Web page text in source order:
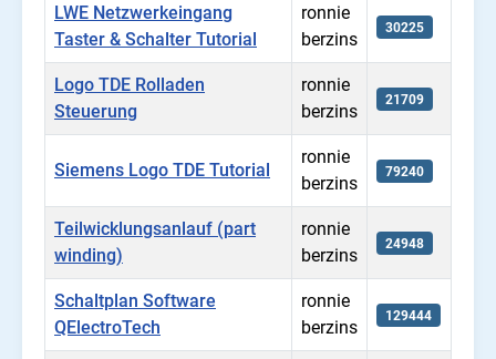
LWE Netzwerkeingang
Taster & Schalter Tutorial
ronnie
berzins
30225
Logo TDE Rolladen
Steuerung
ronnie
berzins
21709
Siemens Logo TDE Tutorial
ronnie
berzins
79240
Teilwicklungsanlauf (part
winding)
ronnie
berzins
24948
Schaltplan Software
QElectroTech
ronnie
berzins
129444